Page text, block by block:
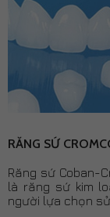
RĂNG SỨ
Răng sứ Coban-
là răng sứ kim
người lựa chọn